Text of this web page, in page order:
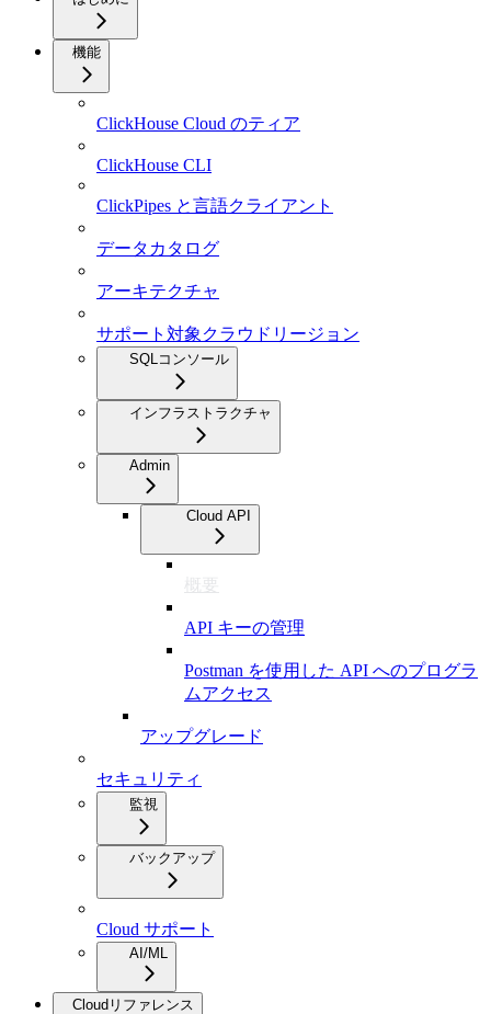
機能
ClickHouse Cloud のティア
ClickHouse CLI
ClickPipes と言語クライアント
データカタログ
アーキテクチャ
サポート対象クラウドリージョン
SQLコンソール
インフラストラクチャ
Admin
Cloud API
概要
API キーの管理
Postman を使用した API へのプログラ
ムアクセス
アップグレード
セキュリティ
監視
バックアップ
Cloud サポート
AI/ML
Cloudリファレンス